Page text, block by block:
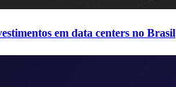
em data centers no Brasil